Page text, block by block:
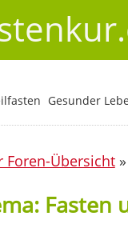
Gesunder
Foren-Übersicht»
Fasten